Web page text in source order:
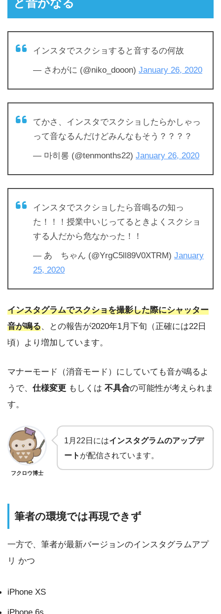
インスタでスクショすると音するの何故
— さわがに (@niko_dooon) January 26, 2020
てかさ、インスタでスクショしたらかしゃっ
って音なるんだけどみんなもそう？？？？
— 마히롱 (@tenmonths22) January 26, 2020
インスタでスクショしたら音鳴るの知っ
た！！！授業中いじってるときよくスクショ
する人だから危なかった！！
— あゝちゃん (@YrgC5ll89V0XTRM) January
25, 2020
インスタグラムでスクショを撮影した際にシャッター
音が鳴る、との報告が2020年1月下旬（正確には22日
頃）より増加しています。
マナーモード（消音モード）にしていても音が鳴るよ
うで、仕様変更 もしくは 不具合の可能性が考えられま
す。
フクロウ博士
1月22日にはインスタグラムのアップデ
ート が配信されています。
筆者の環境では再現できず
一方で、筆者が最新バージョンのインスタグラムアプ
リ かつ
iPhone XS
iPhone 6s